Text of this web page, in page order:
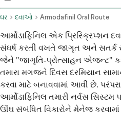
ઘર દવાઓ Armodafinil Oral Route
આર્મોડાફિનિલ એક પ્રિસ્ક્રિપ્શન
સંઘર્ષ કરતી વખતે જાગૃત અને સતર્ક
જેને "જાગૃતિ-પ્રોત્સાહન એજન્ટ"
તમારા મગજને દિવસ દરમિયાન
કરવા માટે બનાવવામાં આવી છે.
આર્મોડાફિનિલ તમારી નર્વસ
ઊંઘ સંબંધિત વિકારોને મેનેજ